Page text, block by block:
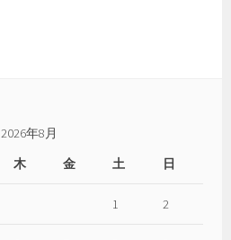
2026年8月
木 金 土 日
1 2